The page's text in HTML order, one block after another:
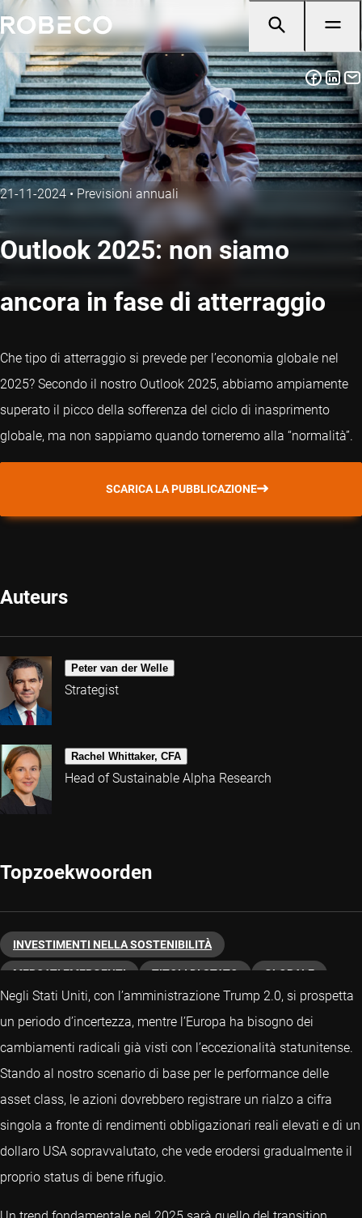
21-11-2024 • Previsioni annuali
Outlook 2025: non siamo
ancora in fase di atterraggio
Che tipo di atterraggio si prevede per l’economia globale nel
2025? Secondo il nostro Outlook 2025, abbiamo ampiamente
superato il picco della sofferenza del ciclo di inasprimento
globale, ma non sappiamo quando torneremo alla “normalità”.
SCARICA LA PUBBLICAZIONE
Auteurs
Peter van der Welle
Strategist
Rachel Whittaker, CFA
Head of Sustainable Alpha Research
Topzoekwoorden
INVESTIMENTI NELLA SOSTENIBILITÀ
MERCATI EMERGENTI TITOLI DI STATO GLOBALE
CREDITI
Negli Stati Uniti, con l’amministrazione Trump 2.0, si prospetta
un periodo d’incertezza, mentre l’Europa ha bisogno dei
cambiamenti radicali già visti con l’eccezionalità statunitense.
Stando al nostro scenario di base per le performance delle
asset class, le azioni dovrebbero registrare un rialzo a cifra
singola a fronte di rendimenti obbligazionari reali elevati e di un
dollaro USA sopravvalutato, che vede erodersi gradualmente il
proprio status di bene rifugio.